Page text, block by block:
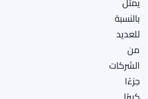
بالنسبة
للعديد
من
الشركات
جزءًا